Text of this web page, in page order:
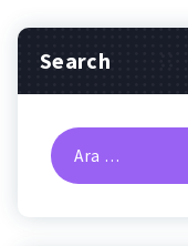
Search
Arama: